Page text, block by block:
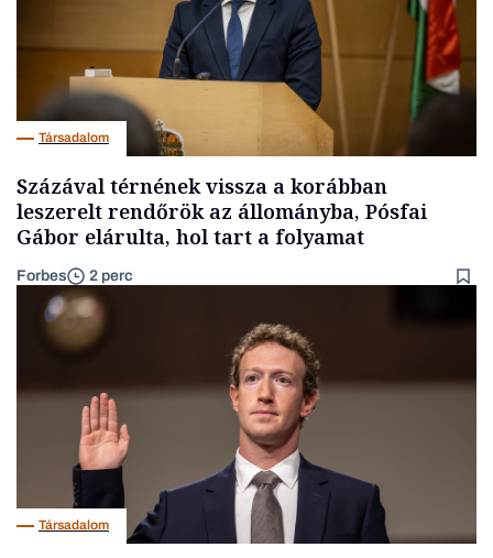
Társadalom
Százával térnének vissza a korábban
leszerelt rendőrök az állományba, Pósfai
Gábor elárulta, hol tart a folyamat
Forbes 2 perc
Társadalom